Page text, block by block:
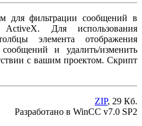
для фильтрации сообщений в
ActiveX. Для использования
элемента отображения
и удалить/изменить
с вашим проектом. Скрипт
ZIP, 29 Кб.
Разработано в WinCC v7.0 SP2